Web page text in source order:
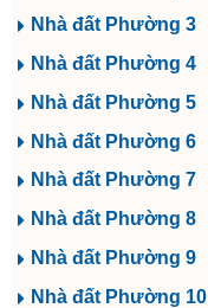
Nhà đất Phường 3
Nhà đất Phường 4
Nhà đất Phường 5
Nhà đất Phường 6
Nhà đất Phường 7
Nhà đất Phường 8
Nhà đất Phường 9
Nhà đất Phường 10